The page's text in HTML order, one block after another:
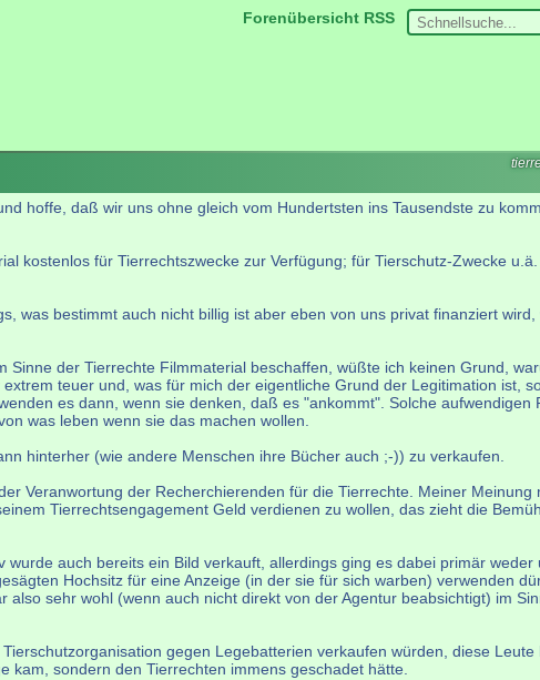
Forenübersicht RSS
hoffe, daß wir uns ohne gleich vom Hundertsten ins Tausendste zu
kostenlos für Tierrechtszwecke zur Verfügung; für Tierschutz-Zwecke
was bestimmt auch nicht billig ist aber eben von uns privat finanziert
der Tierrechte Filmmaterial beschaffen, wüßte ich keinen Grund,
teuer und, was für mich der eigentliche Grund der Legitimation ist,
es dann, wenn sie denken, daß es "ankommt". Solche aufwendigen
was leben wenn sie das machen wollen.
hinterher (wie andere Menschen ihre Bücher auch ;-)) zu verkaufen.
Veranwortung der Recherchierenden für die Tierrechte. Meiner Meinung
Tierrechtsengagement Geld verdienen zu wollen, das zieht die
auch bereits ein Bild verkauft, allerdings ging es dabei primär weder
Hochsitz für eine Anzeige (in der sie für sich warben) verwenden
sehr wohl (wenn auch nicht direkt von der Agentur beabsichtigt) im
gegen Legebatterien verkaufen würden, diese
sondern den Tierrechten immens geschadet hätte.